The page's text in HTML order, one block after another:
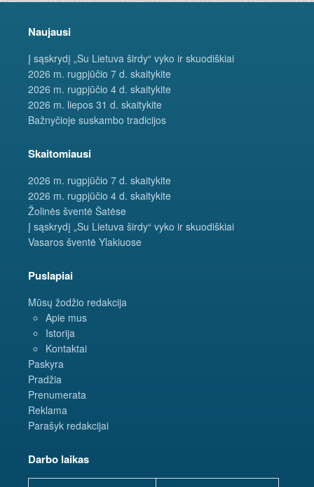
Naujausi
Į sąskrydį „Su Lietuva širdy“ vyko ir skuodiškiai
2026 m. rugpjūčio 7 d. skaitykite
2026 m. rugpjūčio 4 d. skaitykite
2026 m. liepos 31 d. skaitykite
Bažnyčioje suskambo tradicijos
Skaitomiausi
2026 m. rugpjūčio 7 d. skaitykite
2026 m. rugpjūčio 4 d. skaitykite
Žolinės šventė Šatėse
Į sąskrydį „Su Lietuva širdy“ vyko ir skuodiškiai
Vasaros šventė Ylakiuose
Puslapiai
Mūsų žodžio redakcija
Apie mus
Istorija
Kontaktai
Paskyra
Pradžia
Prenumerata
Reklama
Parašyk redakcijai
Darbo laikas